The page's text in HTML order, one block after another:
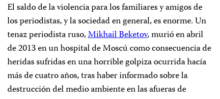
El saldo de la violencia para los familiares y amigos de
los periodistas, y la sociedad en general, es enorme. Un
tenaz periodista ruso,Mikhail Beketov, murió en abril
de 2013 en un hospital de Moscú como consecuencia de
heridas sufridas en una horrible golpiza ocurrida hacía
más de cuatro años, tras haber informado sobre la
destrucción del medio ambiente en las afueras de